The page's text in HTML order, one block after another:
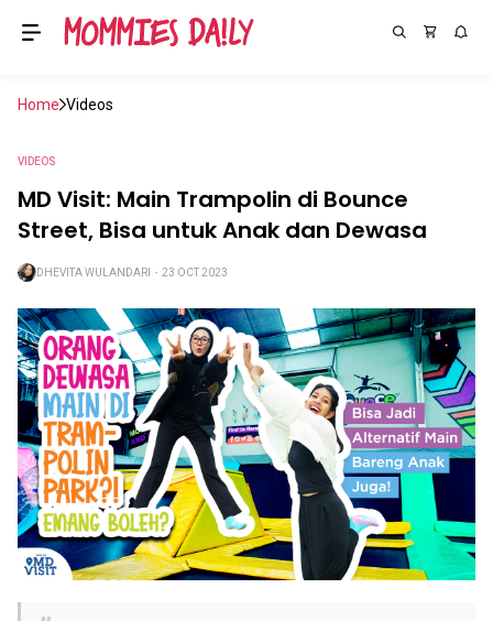
Home Videos
VIDEOS
MD Visit: Main Trampolin di Bounce
Street, Bisa untuk Anak dan Dewasa
DHEVITA WULANDARI ・ 23 OCT 2023